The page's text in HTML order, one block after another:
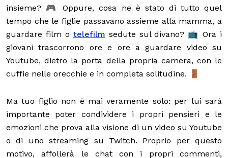
insieme? 🎮 Oppure, cosa ne è stato di tutto quel
tempo che le figlie passavano assieme alla mamma, a
guardare film o telefilm sedute sul divano? 📺 Ora i
giovani trascorrono ore e ore a guardare video su
Youtube, dietro la porta della propria camera, con le
cuffie nelle orecchie e in completa solitudine. 🚪
Ma tuo figlio non è mai veramente solo: per lui sarà
importante poter condividere i propri pensieri e le
emozioni che prova alla visione di un video su Youtube
o di uno streaming su Twitch. Proprio per questo
motivo, affollerà le chat con i propri commenti,